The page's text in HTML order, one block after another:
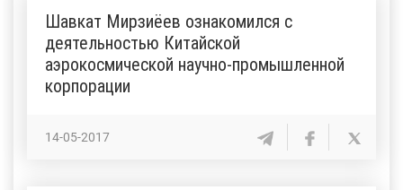
Шавкат Мирзиёев ознакомился с
деятельностью Китайской
аэрокосмической научно-промышленной
корпорации
14-05-2017